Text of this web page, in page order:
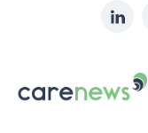
sur:
Le